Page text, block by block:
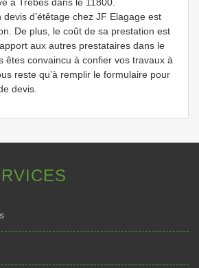
devis d’étêtage chez JF Elagage est
De plus, le coût de sa prestation est
aux autres prestataires dans le
êtes convaincu à confier vos travaux à
reste qu’à remplir le formulaire pour
devis.